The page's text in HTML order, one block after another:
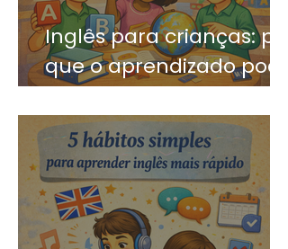
Inglês para crianças: por
que o aprendizado pode
ser divertido?